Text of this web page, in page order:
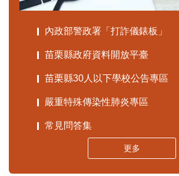
內政部警政署「打詐儀錶板」
苗栗縣政府資料開放平臺
苗栗縣30人以下學校公告專區
嚴重特殊傳染性肺炎專區
常見問答集
更多